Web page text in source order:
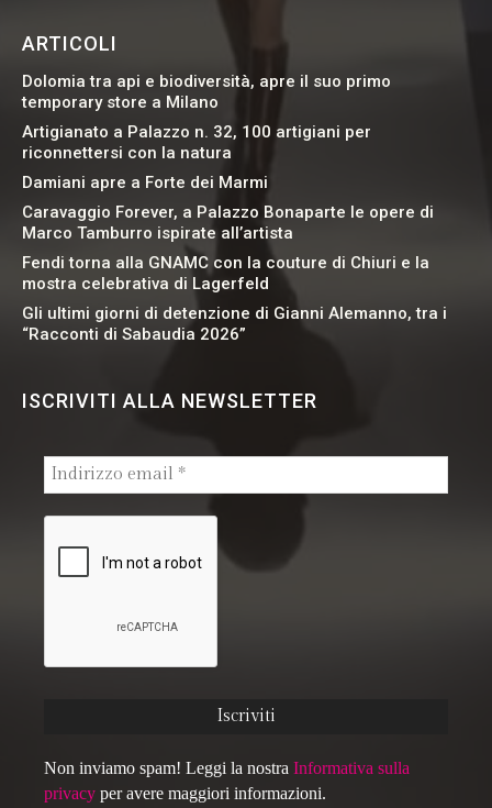
ARTICOLI
Dolomia tra api e biodiversità, apre il suo primo
temporary store a Milano
Artigianato a Palazzo n. 32, 100 artigiani per
riconnettersi con la natura
Damiani apre a Forte dei Marmi
Caravaggio Forever, a Palazzo Bonaparte le opere di
Marco Tamburro ispirate all’artista
Fendi torna alla GNAMC con la couture di Chiuri e la
mostra celebrativa di Lagerfeld
Gli ultimi giorni di detenzione di Gianni Alemanno, tra i
“Racconti di Sabaudia 2026”
ISCRIVITI ALLA NEWSLETTER
Non inviamo spam! Leggi la nostra Informativa sulla
privacy per avere maggiori informazioni.